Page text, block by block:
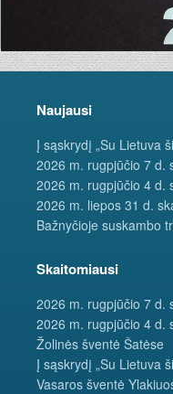
Naujausi
Į sąskrydį „Su Lietuva
2026 m. rugpjūčio 7 d.
2026 m. rugpjūčio 4 d.
2026 m. liepos 31 d.
Bažnyčioje suskambo
Skaitomiausi
2026 m. rugpjūčio 7 d.
2026 m. rugpjūčio 4 d.
Žolinės šventė Šatėse
Į sąskrydį „Su Lietuva
Vasaros šventė